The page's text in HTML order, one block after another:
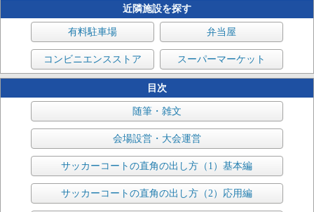
近隣施設を探す
有料駐車場 弁当屋
コンビニエンスストア スーパーマーケット
目次
随筆・雑文
会場設営・大会運営
サッカーコートの直角の出し方（1）基本編
サッカーコートの直角の出し方（2）応用編